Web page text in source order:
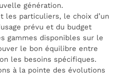
génération.
les particuliers, le choix d’un
prévu et du budget
gammes disponibles sur le
le bon équilibre entre
les besoins spécifiques.
à la pointe des évolutions